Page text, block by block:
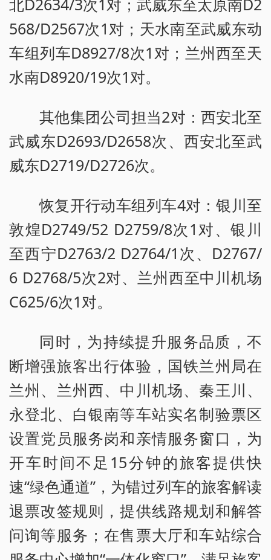
北D2634/3次1对；武威东至太原南D2
568/D2567次1对；天水南至武威东动
车组列车D8927/8次1对；兰州西至天
水南D8920/19次1对。
其他集团公司担当2对：西安北至
武威东D2693/D2658次、西安北至武
威东D2719/D2726次。
恢复开行动车组列车4对：银川至
敦煌D2749/52 D2759/8次1对、银川
至西宁D2763/2 D2764/1次、D2767/
6 D2768/5次2对、兰州西至中川机场
C625/6次1对。
同时，为持续提升服务品质，不
断增强旅客出行体验，国铁兰州局在
兰州、兰州西、中川机场、秦王川、
永登北、白银南等车站实名制验票区
设置党员服务岗和亲情服务窗口，为
开车时间不足15分钟的旅客提供快
速“绿色通道”，为错过列车的旅客解读
退票改签规则，提供线路规划和解答
问询等服务；在售票大厅和车站综合